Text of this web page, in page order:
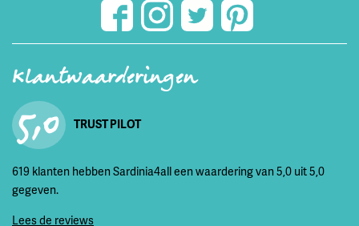
Klantwaarderingen
5,0 TRUST PILOT
619 klanten hebben Sardinia4all een waardering van 5,0 uit 5,0
gegeven.
Lees de reviews